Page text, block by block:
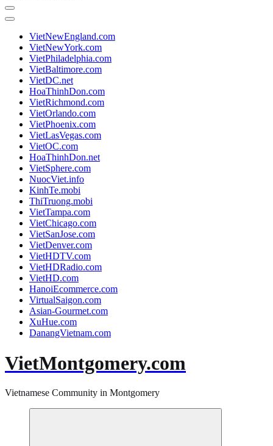
VietNewEngland.com
VietNewYork.com
VietPhiladelphia.com
VietBaltimore.com
VietDC.net
HoaThinhDon.com
VietRichmond.com
VietOrlando.com
VietPhoenix.com
VietLasVegas.com
VietOC.com
HoaThinhDon.net
VietSphere.com
NuocViet.info
KinhTe.mobi
ThiTruong.mobi
VietTampa.com
VietChicago.com
VietSanJose.com
VietDenver.com
VietHDTV.com
VietHDRadio.com
VietHD.com
HanoiEcommerce.com
VirtualSaigon.com
Asian-Gourmet.com
XuHue.com
DanangVietnam.com
VietMontgomery.com
Vietnamese Community in Montgomery